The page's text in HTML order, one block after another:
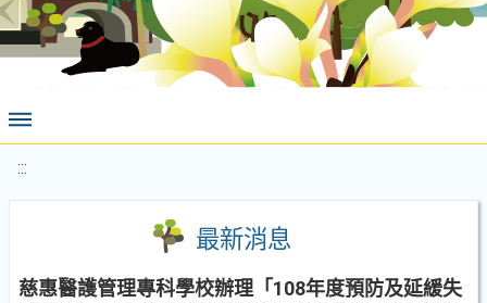
:::
最新消息
慈惠醫護管理專科學校辦理「108年度預防及延緩失